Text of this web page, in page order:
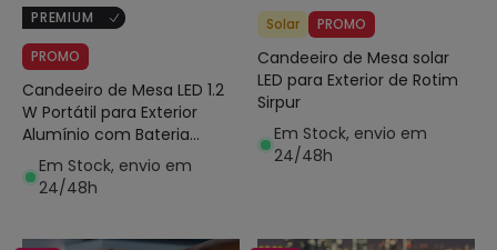
PREMIUM
PROMO
Candeeiro de Mesa LED 1.2
W Portátil para Exterior
Alumínio com Bateria
Recarregável Willox
Em Stock, envio em
24/48h
Solar
PROMO
Candeeiro de Mesa solar
LED para Exterior de Rotim
Sirpur
Em Stock, envio em
24/48h